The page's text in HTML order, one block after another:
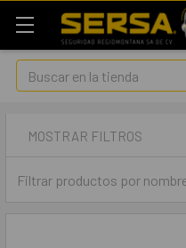
Buscar
MOSTRAR FILTROS